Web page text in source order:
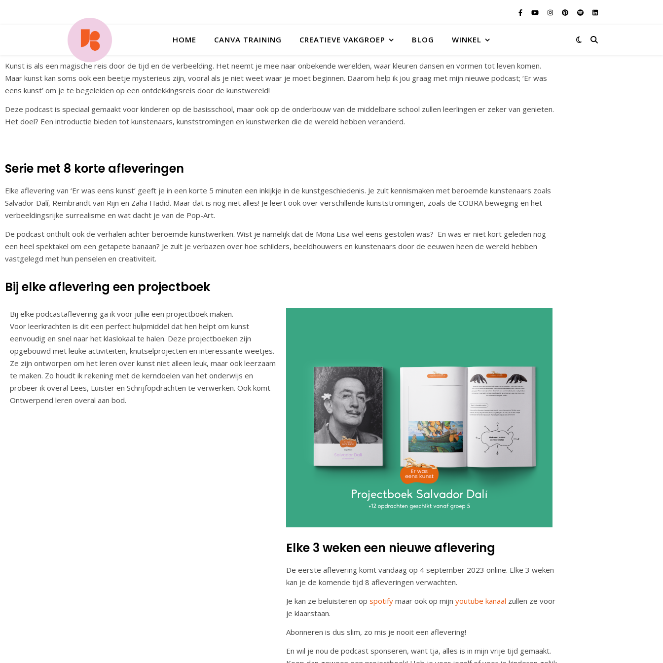
HOME CANVA TRAINING CREATIEVE VAKGROEP BLOG WINKEL
Kunst is als een magische reis door de tijd en de verbeelding. Het neemt je mee naar onbekende werelden, waar kleuren dansen en vormen tot leven komen.
Maar kunst kan soms ook een beetje mysterieus zijn, vooral als je niet weet waar je moet beginnen. Daarom help ik jou graag met mijn nieuwe podcast; ‘Er was
eens kunst’ om je te begeleiden op een ontdekkingsreis door de kunstwereld!
Deze podcast is speciaal gemaakt voor kinderen op de basisschool, maar ook op de onderbouw van de middelbare school zullen leerlingen er zeker van genieten.
Het doel? Een introductie bieden tot kunstenaars, kunststromingen en kunstwerken die de wereld hebben veranderd.
Serie met 8 korte afleveringen
Elke aflevering van ‘Er was eens kunst’ geeft je in een korte 5 minuten een inkijkje in de kunstgeschiedenis. Je zult kennismaken met beroemde kunstenaars zoals
Salvador Dalí, Rembrandt van Rijn en Zaha Hadid. Maar dat is nog niet alles! Je leert ook over verschillende kunststromingen, zoals de COBRA beweging en het
verbeeldingsrijke surrealisme en wat dacht je van de Pop-Art.
De podcast onthult ook de verhalen achter beroemde kunstwerken. Wist je namelijk dat de Mona Lisa wel eens gestolen was? En was er niet kort geleden nog
een heel spektakel om een getapete banaan? Je zult je verbazen over hoe schilders, beeldhouwers en kunstenaars door de eeuwen heen de wereld hebben
vastgelegd met hun penselen en creativiteit.
Bij elke aflevering een projectboek
Bij elke podcastaflevering ga ik voor jullie een projectboek maken.
Voor leerkrachten is dit een perfect hulpmiddel dat hen helpt om kunst
eenvoudig en snel naar het klaslokaal te halen. Deze projectboeken zijn
opgebouwd met leuke activiteiten, knutselprojecten en interessante weetjes.
Ze zijn ontworpen om het leren over kunst niet alleen leuk, maar ook leerzaam
te maken. Zo houdt ik rekening met de kerndoelen van het onderwijs en
probeer ik overal Lees, Luister en Schrijfopdrachten te verwerken. Ook komt
Ontwerpend leren overal aan bod.
Elke 3 weken een nieuwe aflevering
De eerste aflevering komt vandaag op 4 september 2023 online. Elke 3 weken
kan je de komende tijd 8 afleveringen verwachten.
Je kan ze beluisteren op spotify maar ook op mijn youtube kanaal zullen ze voor
je klaarstaan.
Abonneren is dus slim, zo mis je nooit een aflevering!
En wil je nou de podcast sponseren, want tja, alles is in mijn vrije tijd gemaakt.